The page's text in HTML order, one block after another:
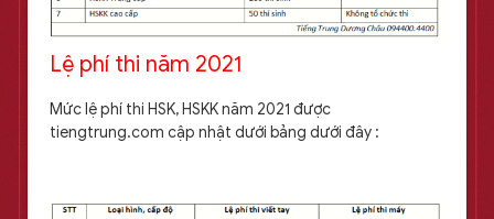
Lệ phí thi năm 2021
Mức lệ phí thi HSK, HSKK năm 2021 được
tiengtrung.com cập nhật dưới bảng dưới đây :